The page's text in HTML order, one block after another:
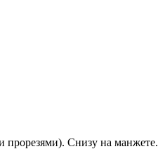
прорезями). Снизу на манжете.